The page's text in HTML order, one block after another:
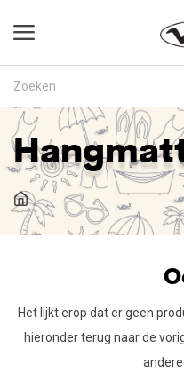
Het lijkt erop dat er geen
hieronder terug naar de